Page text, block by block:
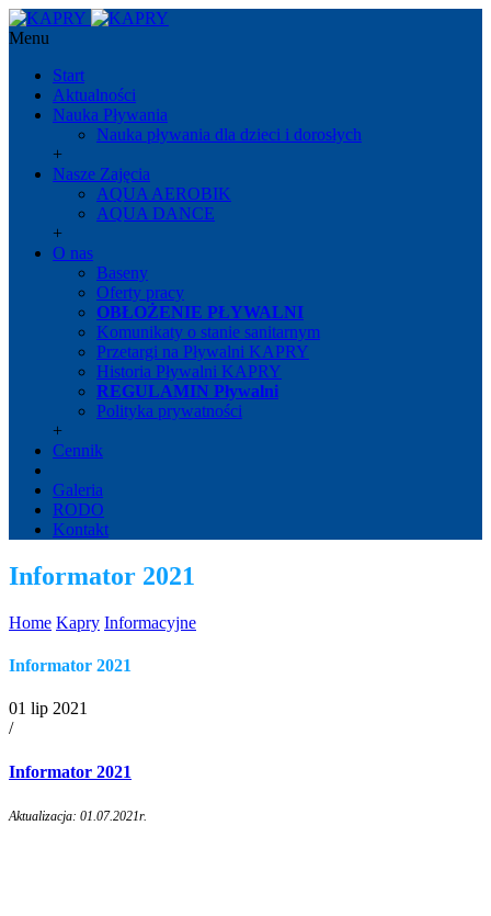
Menu
Start
Aktualności
Nauka Pływania
Nauka pływania dla dzieci i dorosłych
+
Nasze Zajęcia
AQUA AEROBIK
AQUA DANCE
+
O nas
Baseny
Oferty pracy
OBŁOŻENIE PŁYWALNI
Komunikaty o stanie sanitarnym
Przetargi na Pływalni KAPRY
Historia Pływalni KAPRY
REGULAMIN Pływalni
Polityka prywatności
+
Cennik
Galeria
RODO
Kontakt
Informator 2021
Home Kapry Informacyjne
Informator 2021
01 lip 2021
/
Informator 2021
Aktualizacja: 01.07.2021r.